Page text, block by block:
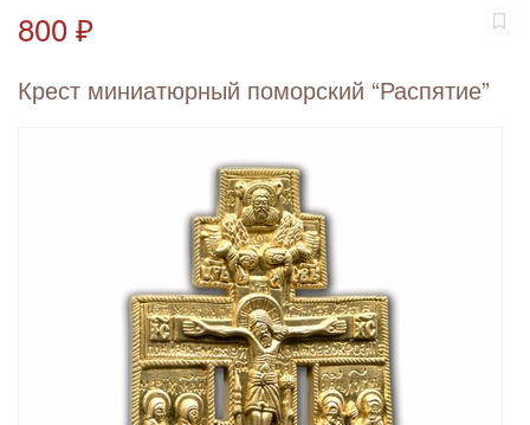
800 ₽
Крест миниатюрный поморский “Распятие”